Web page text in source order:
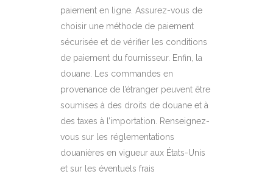
paiement en ligne. Assurez-vous de
choisir une méthode de paiement
sécurisée et de vérifier les conditions
de paiement du fournisseur. Enfin, la
douane. Les commandes en
provenance de l’étranger peuvent être
soumises à des droits de douane et à
des taxes à l’importation. Renseignez-
vous sur les réglementations
douanières en vigueur aux États-Unis
et sur les éventuels frais